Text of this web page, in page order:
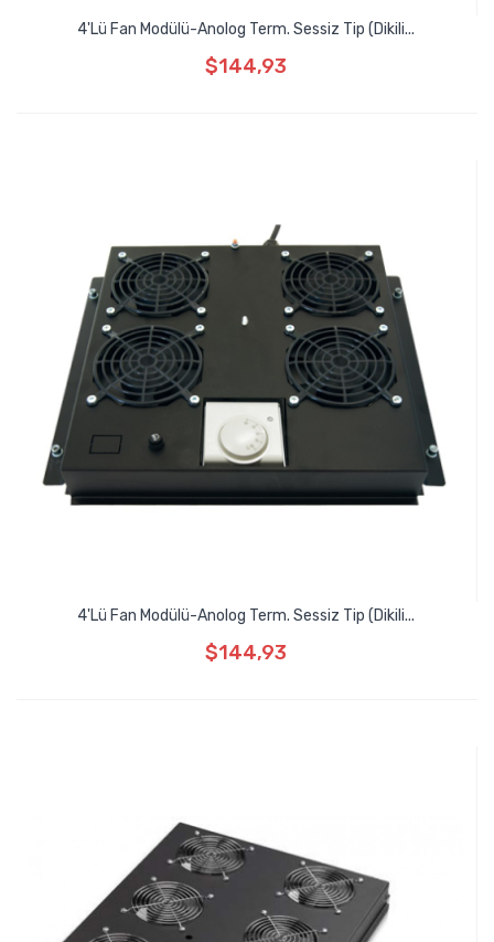
4'lü Fan Modülü-Anolog Term. Sessiz Tip (Dikili...
$144,93
4'lü Fan Modülü-Anolog Term. Sessiz Tip (Dikili...
$144,93